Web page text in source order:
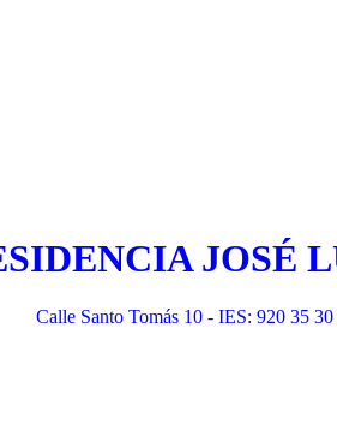
JOSÉ
Calle Santo Tomás 10 - IES: 920 35